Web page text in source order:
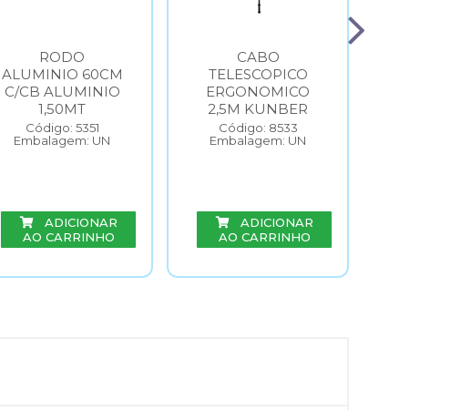
RODO
ALUMINIO 60CM
C/CB ALUMINIO
1,50MT
Código: 5351
Embalagem: UN
ADICIONAR
AO CARRINHO
CABO
TELESCOPICO
ERGONOMICO
2,5M KUNBER
Código: 8533
Embalagem: UN
ADICIONAR
AO CARRINHO